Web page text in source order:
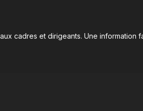
cadres et dirigeants. Une information